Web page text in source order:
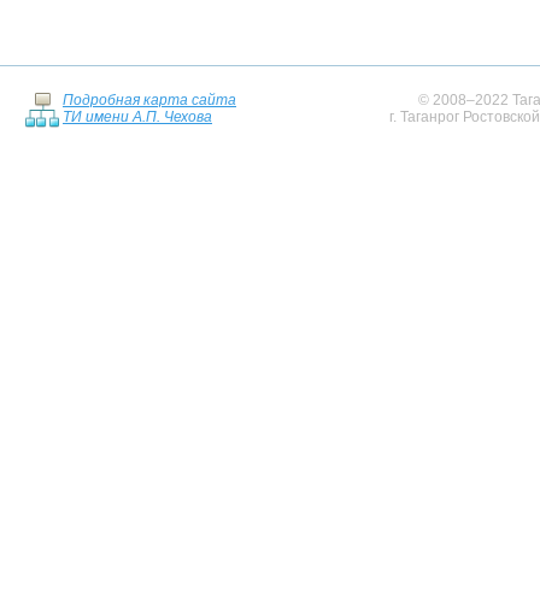
Подробная карта сайта
ТИ имени А.П. Чехова
© 2008–2022
г. Таганрог